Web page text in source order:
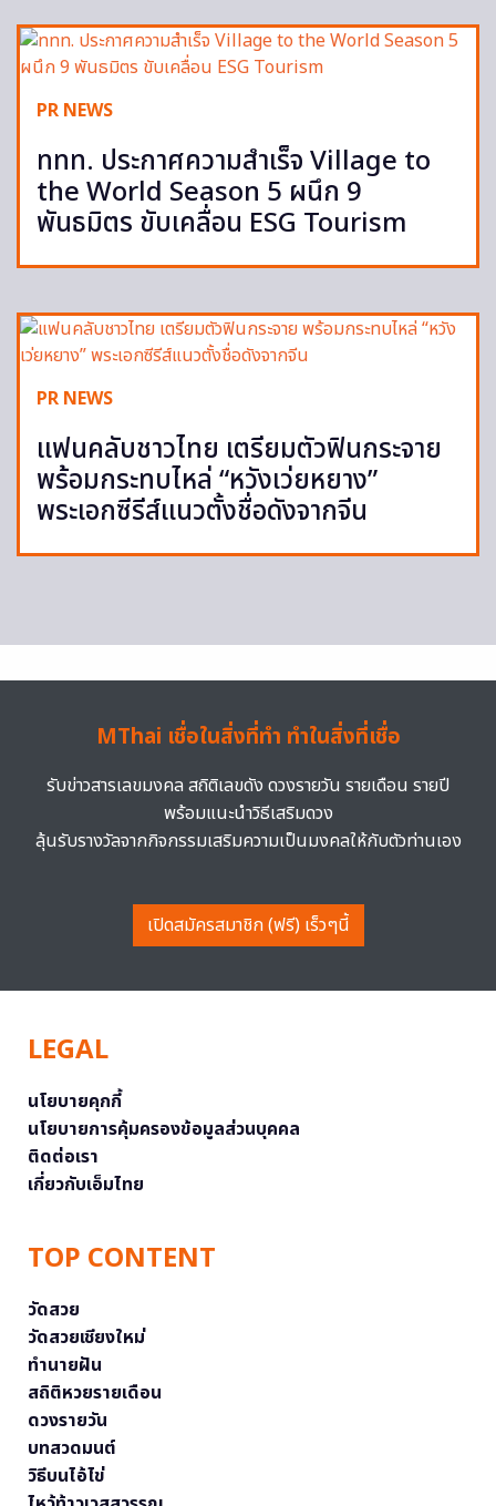
PR NEWS
ททท. ประกาศความสำเร็จ Village to
the World Season 5 ผนึก 9
พันธมิตร ขับเคลื่อน ESG Tourism
PR NEWS
แฟนคลับชาวไทย เตรียมตัวฟินกระจาย
พร้อมกระทบไหล่ “หวังเว่ยหยาง”
พระเอกซีรีส์แนวตั้งชื่อดังจากจีน
MThai เชื่อในสิ่งที่ทำ ทำในสิ่งที่เชื่อ
รับข่าวสารเลขมงคล สถิติเลขดัง ดวงรายวัน รายเดือน รายปี
พร้อมแนะนำวิธีเสริมดวง
ลุ้นรับรางวัลจากกิจกรรมเสริมความเป็นมงคลให้กับตัวท่านเอง
เปิดสมัครสมาชิก (ฟรี) เร็วๆนี้
LEGAL
นโยบายคุกกี้
นโยบายการคุ้มครองข้อมูลส่วนบุคคล
ติดต่อเรา
เกี่ยวกับเอ็มไทย
TOP CONTENT
วัดสวย
วัดสวยเชียงใหม่
ทำนายฝัน
สถิติหวยรายเดือน
ดวงรายวัน
บทสวดมนต์
วิธีบนไอ้ไข่